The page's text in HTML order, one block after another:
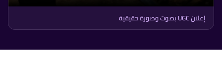
إعلان UGC بصوت وصورة حقيقية